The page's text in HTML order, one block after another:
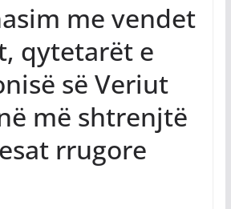
me vendet
qytetarët e
së Veriut
më shtrenjtë
rrugore